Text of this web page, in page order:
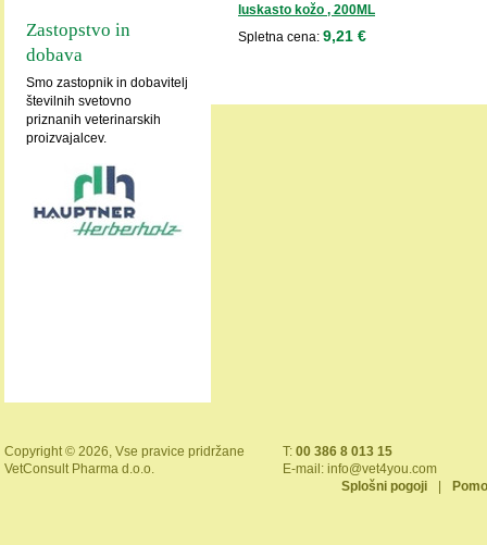
Zastopstvo in
dobava
Smo zastopnik in dobavitelj
številnih svetovno
priznanih veterinarskih
proizvajalcev.
luskasto kožo , 200ML
Spletna cena: 9,21 €
Copyright © 2026, Vse pravice pridržane
VetConsult Pharma d.o.o.
T: 00 386 8 013 15
E-mail: info@vet4you.com
Splošni pogoji